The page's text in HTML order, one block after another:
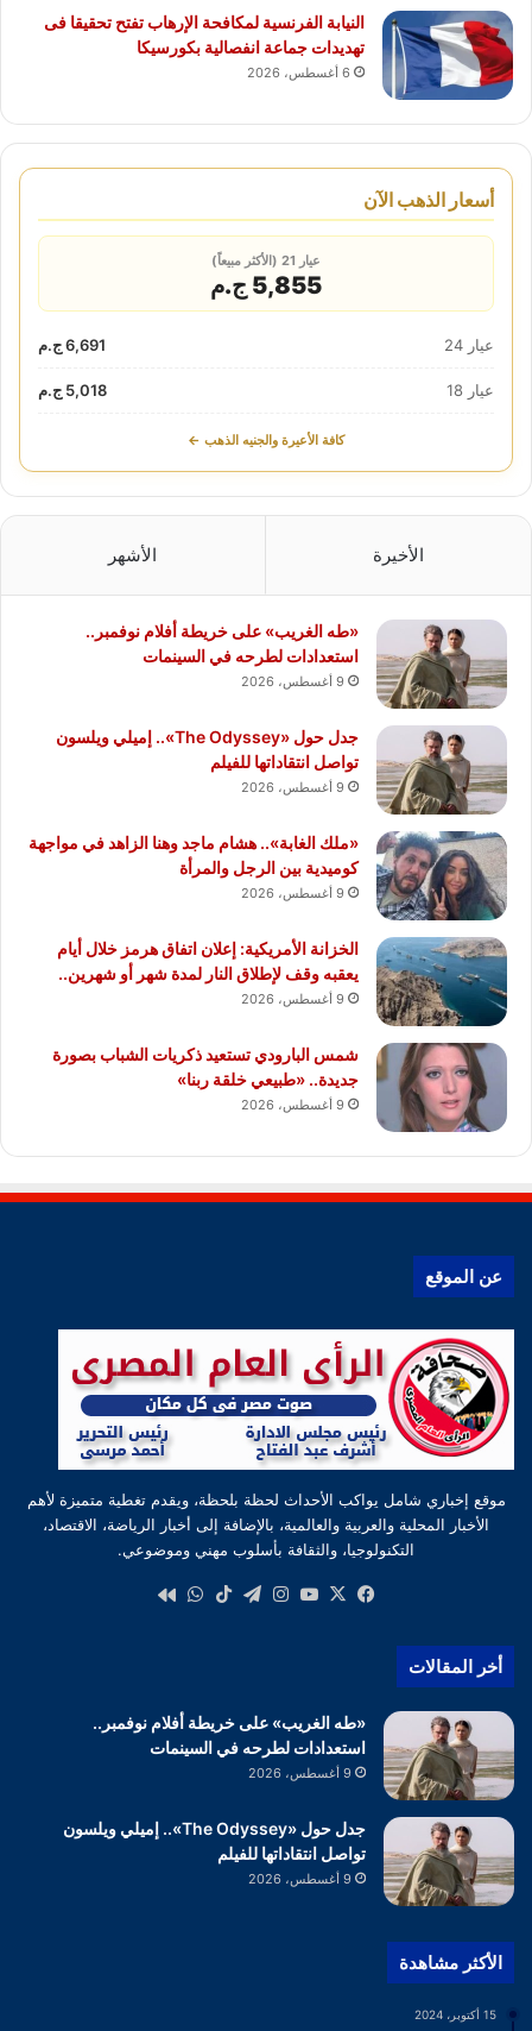
النيابة الفرنسية لمكافحة الإرهاب تفتح تحقيقا فى
تهديدات جماعة انفصالية بكورسيكا
6 أغسطس، 2026
أسعار الذهب الآن
عيار 21 (الأكثر مبيعاً)
5,855 ج.م
عيار 24 6,691 ج.م
عيار 18 5,018 ج.م
كافة الأعيرة والجنيه الذهب ←
الأخيرة الأشهر
«طه الغريب» على خريطة أفلام نوفمبر..
استعدادات لطرحه في السينمات
9 أغسطس، 2026
جدل حول «The Odyssey».. إميلي ويلسون
تواصل انتقاداتها للفيلم
9 أغسطس، 2026
«ملك الغابة».. هشام ماجد وهنا الزاهد في مواجهة
كوميدية بين الرجل والمرأة
9 أغسطس، 2026
الخزانة الأمريكية: إعلان اتفاق هرمز خلال أيام
يعقبه وقف لإطلاق النار لمدة شهر أو شهرين..
9 أغسطس، 2026
شمس البارودي تستعيد ذكريات الشباب بصورة
جديدة.. «طبيعي خلقة ربنا»
9 أغسطس، 2026
عن الموقع
موقع إخباري شامل يواكب الأحداث لحظة بلحظة، ويقدم تغطية متميزة لأهم
الأخبار المحلية والعربية والعالمية، بالإضافة إلى أخبار الرياضة، الاقتصاد،
التكنولوجيا، والثقافة بأسلوب مهني وموضوعي.
فيسبوك
‫X
‫YouTube
انستقرام
تيلقرام‫TikTokواتساب
أخر المقالات
«طه الغريب» على خريطة أفلام نوفمبر..
استعدادات لطرحه في السينمات
9 أغسطس، 2026
جدل حول «The Odyssey».. إميلي ويلسون
تواصل انتقاداتها للفيلم
9 أغسطس، 2026
الأكثر مشاهدة
15 أكتوبر، 2024